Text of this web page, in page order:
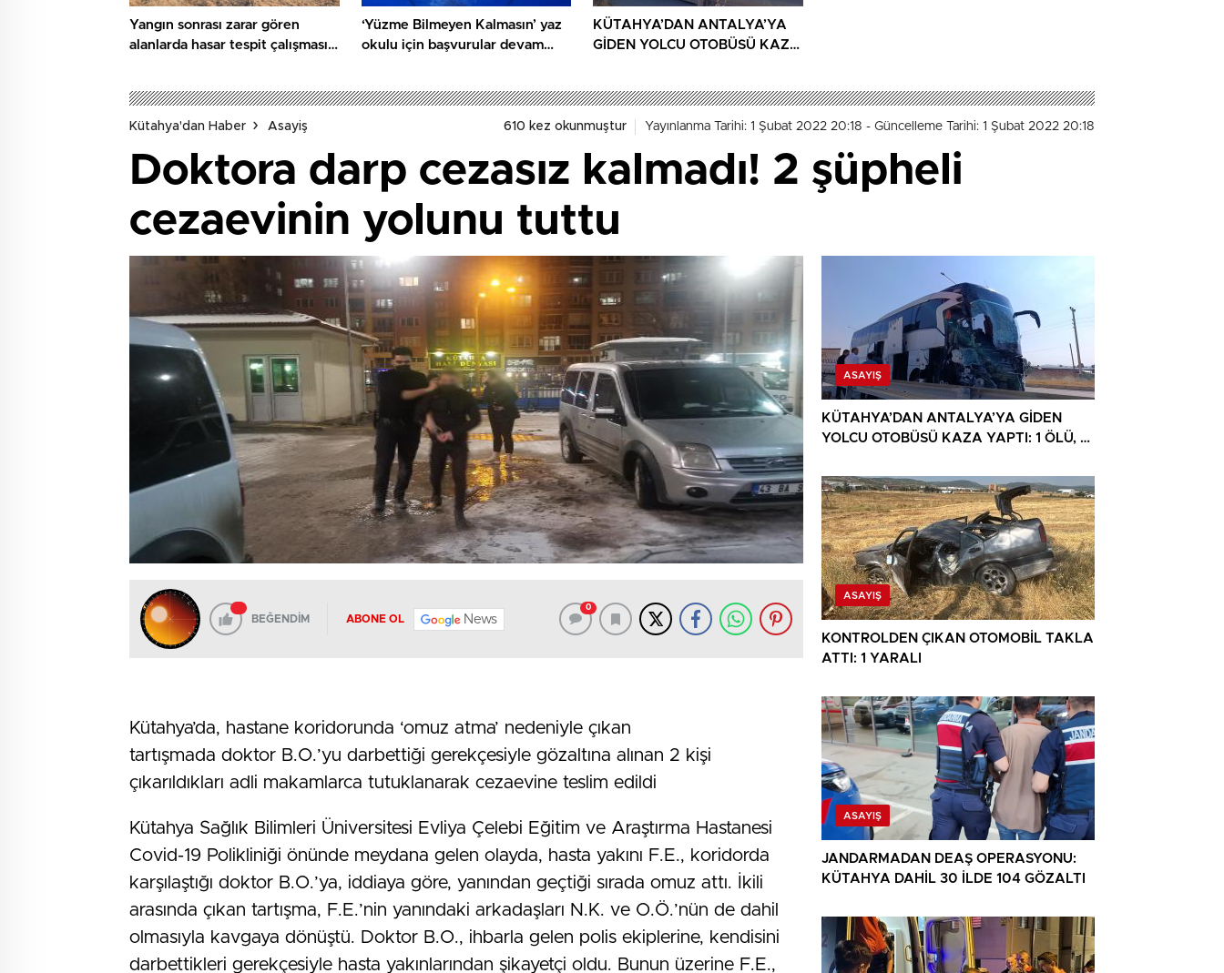
Yangın sonrası zarar gören
alanlarda hasar tespit çalışması
‘Yüzme Bilmeyen Kalmasın’ yaz
okulu için başvurular devam
KÜTAHYA’DAN ANTALYA’YA
GİDEN YOLCU OTOBÜSÜ KAZA
Kütahya'dan Haber Asayiş 610 kez okunmuştur Yayınlanma Tarihi: 1 Şubat 2022 20:18 - Güncelleme Tarihi: 1 Şubat 2022 20:18
Doktora darp cezasız kalmadı! 2 şüpheli
cezaevinin yolunu tuttu
BEĞENDİM ABONE OL News
0
Kütahya’da, hastane koridorunda ‘omuz atma’ nedeniyle çıkan
tartışmada doktor B.O.’yu darbettiği gerekçesiyle gözaltına alınan 2 kişi
çıkarıldıkları adli makamlarca tutuklanarak cezaevine teslim edildi
Kütahya Sağlık Bilimleri Üniversitesi Evliya Çelebi Eğitim ve Araştırma Hastanesi
Covid-19 Polikliniği önünde meydana gelen olayda, hasta yakını F.E., koridorda
karşılaştığı doktor B.O.’ya, iddiaya göre, yanından geçtiği sırada omuz attı. İkili
arasında çıkan tartışma, F.E.’nin yanındaki arkadaşları N.K. ve O.Ö.’nün de dahil
olmasıyla kavgaya dönüştü. Doktor B.O., ihbarla gelen polis ekiplerine, kendisini
darbettikleri gerekçesiyle hasta yakınlarından şikayetçi oldu. Bunun üzerine F.E.,
ASAYIŞ
KÜTAHYA’DAN ANTALYA’YA GİDEN
YOLCU OTOBÜSÜ KAZA YAPTI: 1 ÖLÜ, 15
ASAYIŞ
KONTROLDEN ÇIKAN OTOMOBİL TAKLA
ATTI: 1 YARALI
ASAYIŞ
JANDARMADAN DEAŞ OPERASYONU:
KÜTAHYA DAHİL 30 İLDE 104 GÖZALTI